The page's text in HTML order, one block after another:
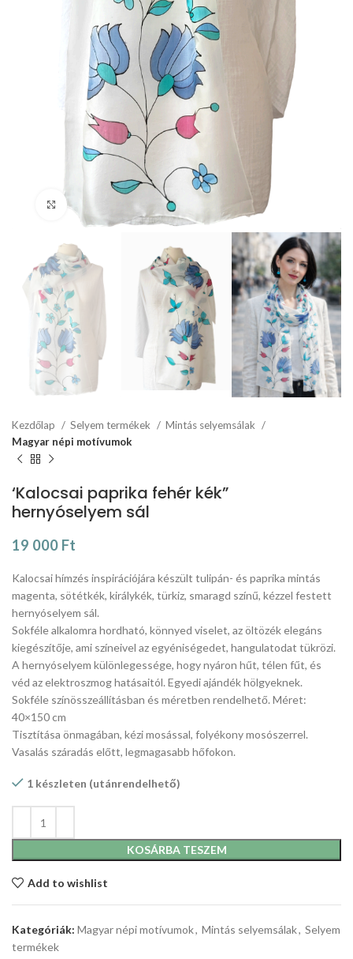
Click to enlarge
Kezdőlap Selyem termékek
Mintás selyemsálak
Magyar népi motívumok
‘Kalocsai paprika fehér kék”
hernyóselyem sál
19 000 Ft
Kalocsai hímzés inspirációjára készült tulipán- és paprika mintás
magenta, sötétkék, királykék, türkiz, smaragd színű, kézzel festett
hernyóselyem sál.
Sokféle alkalomra hordható, könnyed viselet, az öltözék elegáns
kiegészítője, ami színeivel az egyéniségedet, hangulatodat tükrözi.
A hernyóselyem különlegessége, hogy nyáron hűt, télen fűt, és
véd az elektroszmog hatásaitól. Egyedi ajándék hölgyeknek.
Sokféle színösszeállításban és méretben rendelhető. Méret:
40×150 cm
Tisztítása önmagában, kézi mosással, folyékony mosószerrel.
Vasalás száradás előtt, legmagasabb hőfokon.
1 készleten (utánrendelhető)
KOSÁRBA TESZEM
Add to wishlist
Kategóriák: Magyar népi motívumok, Mintás selyemsálak, Selyem
termékek